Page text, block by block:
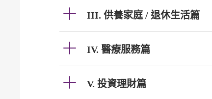
III. 供養家庭 / 退休生活篇
IV. 醫療服務篇
V. 投資理財篇